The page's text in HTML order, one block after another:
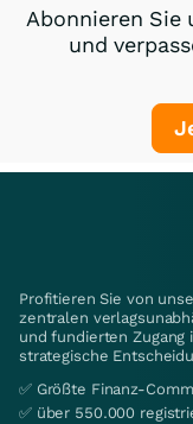
Abonnieren Sie
und
Profitieren Sie von
zentralen
und fundierten
strategische
✅ Größte Finanz-
✅ über 550.000